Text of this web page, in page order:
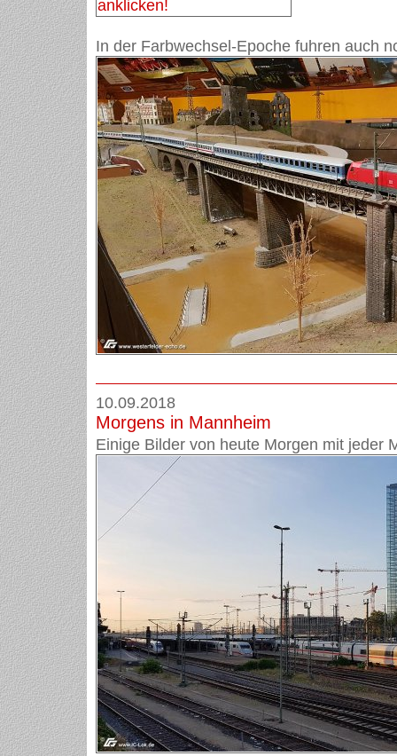
In der Farbwechsel-Epoche fuhren auch
10.09.2018
Morgens in Mannheim
Einige Bilder von heute Morgen mit jeder